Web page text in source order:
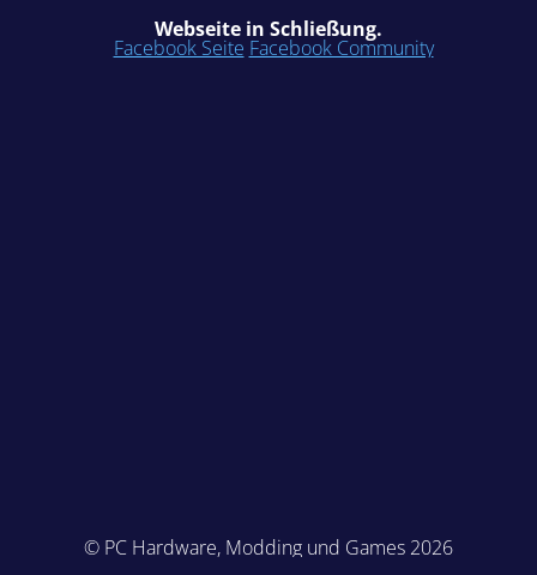
Webseite in Schließung.
Facebook Seite Facebook Community
© PC Hardware, Modding und Games 2026